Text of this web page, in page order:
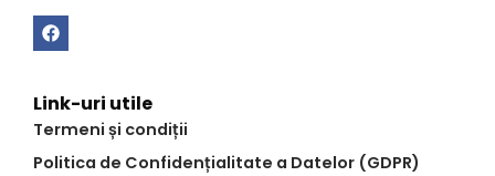
Link-uri utile
Termeni și condiții
Politica de Confidențialitate a Datelor (GDPR)